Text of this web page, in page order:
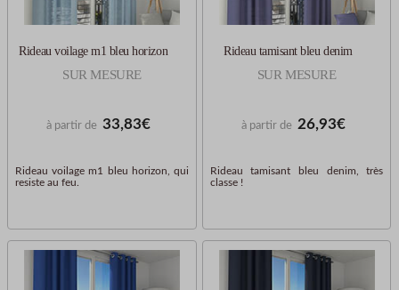
Rideau voilage m1 bleu horizon
SUR MESURE
à partir de 33,83€
Rideau voilage m1 bleu horizon, qui
resiste au feu.
Rideau tamisant bleu denim
SUR MESURE
à partir de 26,93€
Rideau tamisant bleu denim, très
classe !